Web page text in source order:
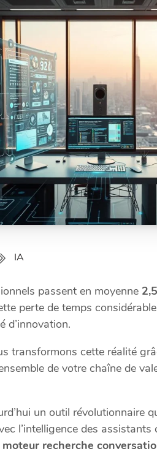
IA
passent en moyenne
perte de temps
d’innovation.
transformons cette réalité
de votre chaîne de
un outil révolutionnaire
l’intelligence des
moteur recherche